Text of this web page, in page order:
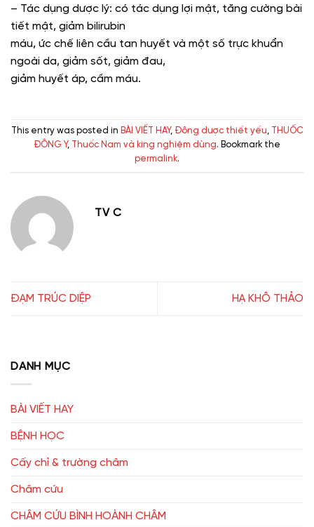
– Tác dụng dược lý: có tác dụng lợi mật, tăng cường bài
tiết mật, giảm bilirubin
máu, ức chế liên cầu tan huyết và một số trực khuẩn
ngoài da, giảm sốt, giảm đau,
giảm huyết áp, cầm máu.
This entry was posted in BÀI VIẾT HAY, Đông dược thiết yếu,
THUỐC
ĐÔNG Y, Thuốc Nam và king nghiệm dùng. Bookmark the
permalink.
TV C
ĐẠM TRÚC DIỆP HẠ KHÔ THẢO
DANH MỤC
BÀI VIẾT HAY
BỆNH HỌC
Cấy chỉ & trường châm
Châm cứu
CHÂM CỨU BÌNH HOÀNH CHÂM